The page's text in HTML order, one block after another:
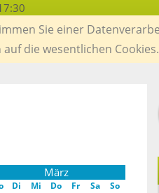
Sie einer
die wesentlichen Cookies.
März
Di Mi Do Fr Sa So